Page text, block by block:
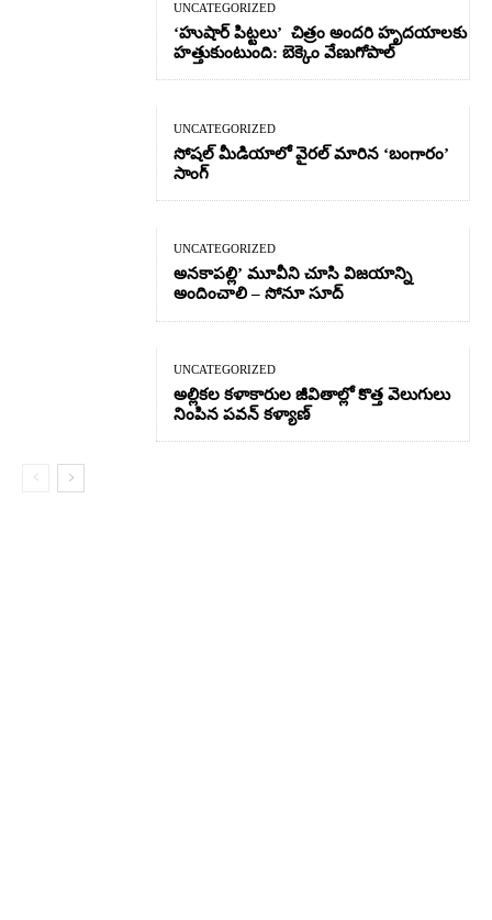
UNCATEGORIZED
‘హుషార్‌ పిట్టలు’ చిత్రం అందరి హృదయాలకు
హత్తుకుంటుంది: బెక్కెం వేణుగోపాల్‌
UNCATEGORIZED
సోషల్ మీడియాలో వైరల్ మారిన ‘బంగారం’
సాంగ్
UNCATEGORIZED
అనకాపల్లి’ మూవీని చూసి విజయాన్ని
అందించాలి – సోనూ సూద్
UNCATEGORIZED
అల్లికల కళాకారుల జీవితాల్లో కొత్త వెలుగులు
నింపిన పవన్ కళ్యాణ్